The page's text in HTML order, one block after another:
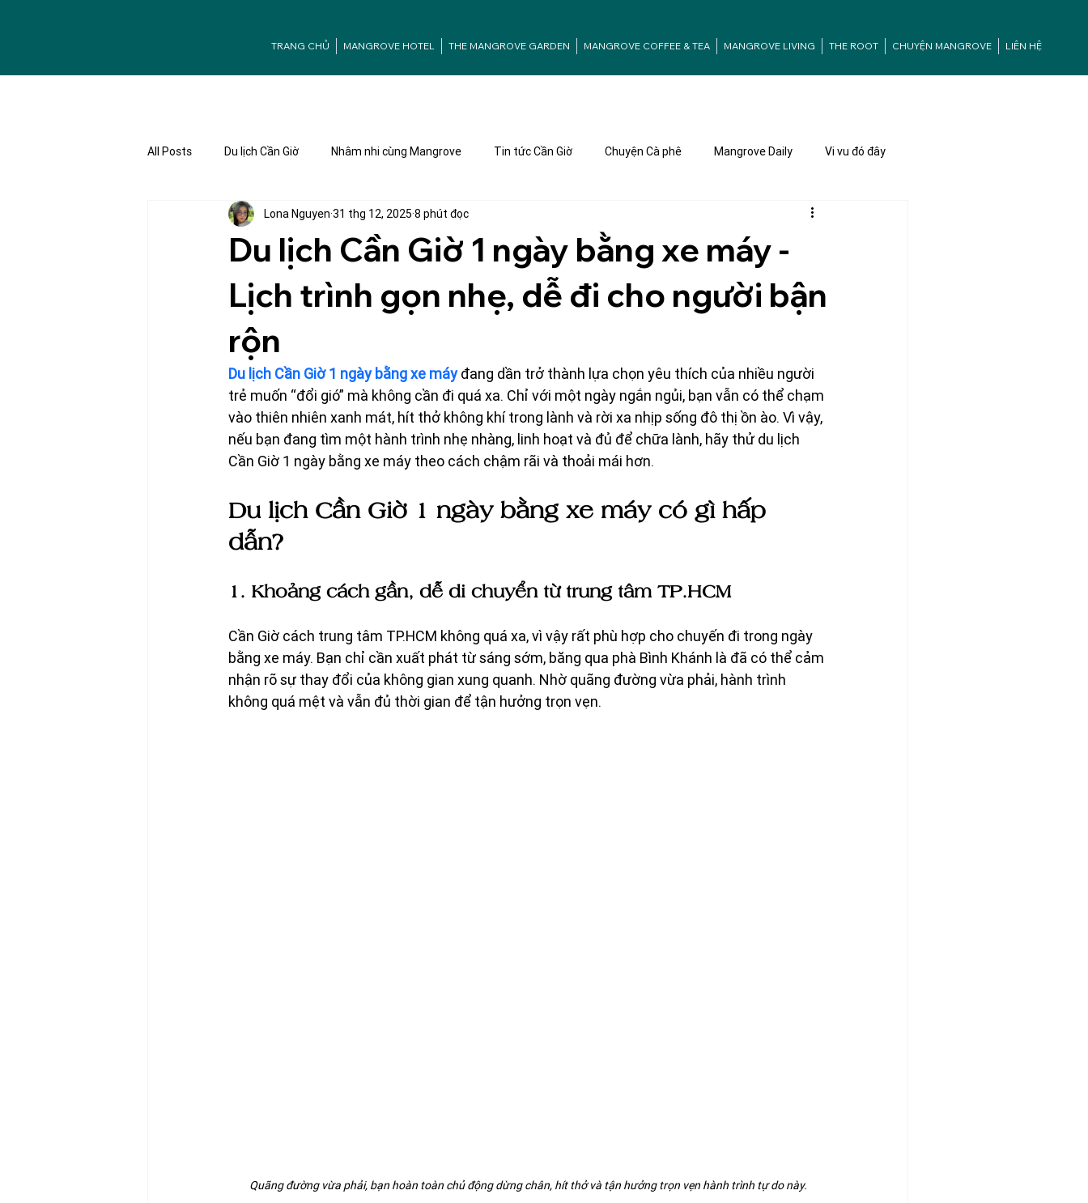
TRANG CHỦ MANGROVE HOTEL THE MANGROVE GARDEN MANGROVE COFFEE & TEA MANGROVE LIVING THE ROOT CHUYỆN MANGROVE LIÊN HỆ
All Posts Du lịch Cần Giờ Nhâm nhi cùng Mangrove Tin tức Cần Giờ Chuyện Cà phê Mangrove Daily Vi vu đó đây
Ưu đãi Mangrove Tuyển dụng
Du lịch Cần Giờ 1 ngày bằng xe máy -
Lịch trình gọn nhẹ, dễ đi cho người bận
rộn
Lona Nguyen 31 thg 12, 2025 8 phút đọc
Du lịch Cần Giờ 1 ngày bằng xe máy đang dần trở thành lựa chọn yêu thích của nhiều người
trẻ muốn “đổi gió” mà không cần đi quá xa. Chỉ với một ngày ngắn ngủi, bạn vẫn có thể chạm
vào thiên nhiên xanh mát, hít thở không khí trong lành và rời xa nhịp sống đô thị ồn ào. Vì vậy,
nếu bạn đang tìm một hành trình nhẹ nhàng, linh hoạt và đủ để chữa lành, hãy thử du lịch
Cần Giờ 1 ngày bằng xe máy theo cách chậm rãi và thoải mái hơn.
Du lịch Cần Giờ 1 ngày bằng xe máy có gì hấp
dẫn?
1. Khoảng cách gần, dễ di chuyển từ trung tâm TP.HCM
Cần Giờ cách trung tâm TP.HCM không quá xa, vì vậy rất phù hợp cho chuyến đi trong ngày
bằng xe máy. Bạn chỉ cần xuất phát từ sáng sớm, băng qua phà Bình Khánh là đã có thể cảm
nhận rõ sự thay đổi của không gian xung quanh. Nhờ quãng đường vừa phải, hành trình
không quá mệt và vẫn đủ thời gian để tận hưởng trọn vẹn.
Quãng đường vừa phải, bạn hoàn toàn chủ động dừng chân, hít thở và tận hưởng trọn vẹn hành trình tự do này.